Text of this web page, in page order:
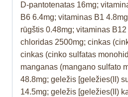
D-pantotenatas 16mg;
B6 6.4mg; vitaminas B1
rūgštis 0.48mg; vitaminas
chloridas 2500mg; cinkas
cinkas (cinko sulfatas
manganas (mangano sulfato
48.8mg; geležis [geležies(II)
14.5mg; geležis [geležies(II)